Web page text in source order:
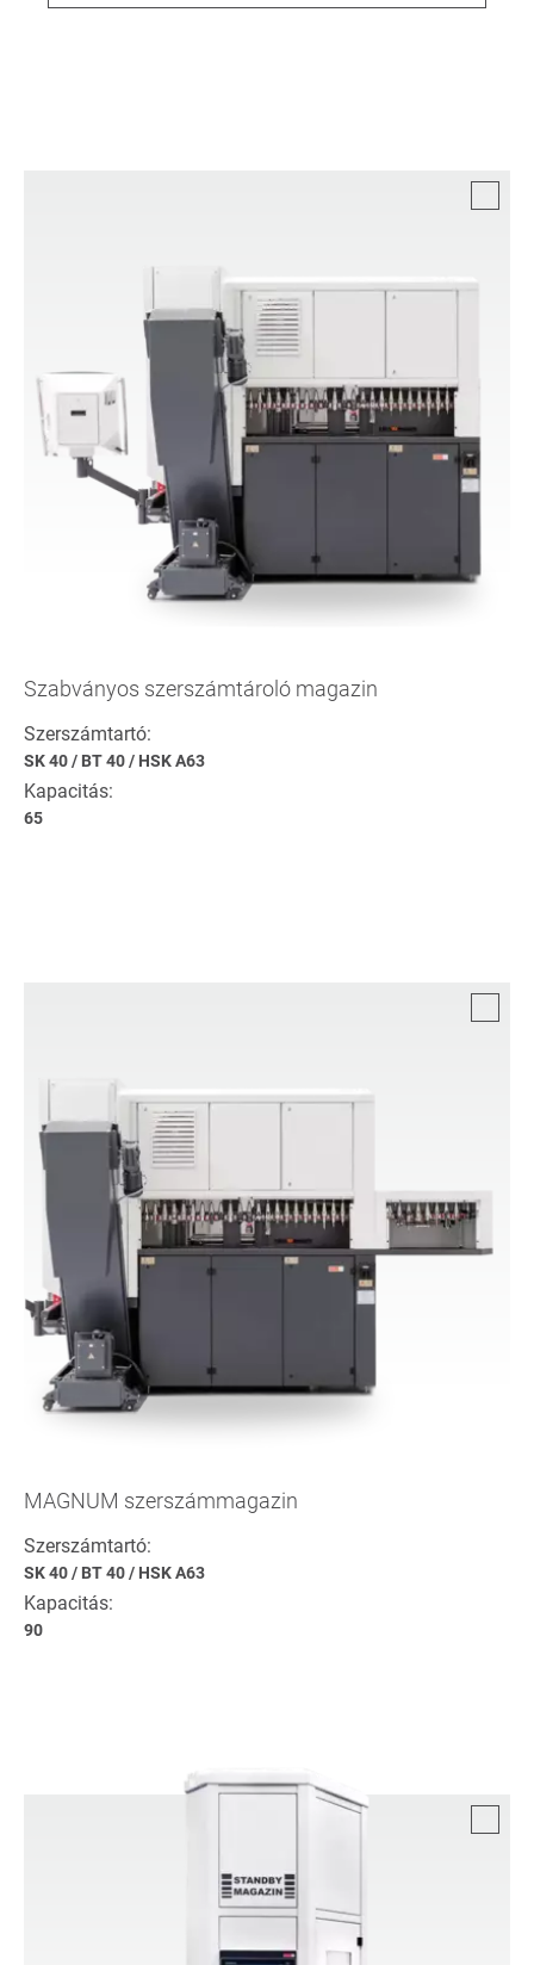
Szabványos szerszámtároló magazin
Szerszámtartó:
SK 40/ BT 40/ HSK A63
Kapacitás:
65
MAGNUM szerszámmagazin
Szerszámtartó:
SK 40/ BT 40/ HSK A63
Kapacitás:
90